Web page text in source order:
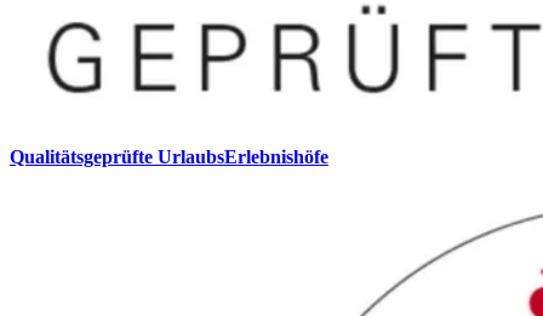
Qualitätsgeprüfte UrlaubsErlebnishöfe